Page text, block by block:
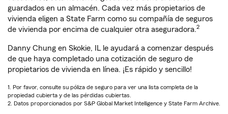
guardados en un almacén. Cada vez más propietarios de
vivienda eligen a State Farm como su compañía de seguros
de vivienda por encima de cualquier otra aseguradora.2
Danny Chung en Skokie, IL le ayudará a comenzar después
de que haya completado una cotización de seguro de
propietarios de vivienda en línea. ¡Es rápido y sencillo!
1. Por favor, consulte su póliza de seguro para ver una lista completa de la
propiedad cubierta y de las pérdidas cubiertas.
2. Datos proporcionados por S&P Global Market Intelligence y State Farm Archive.